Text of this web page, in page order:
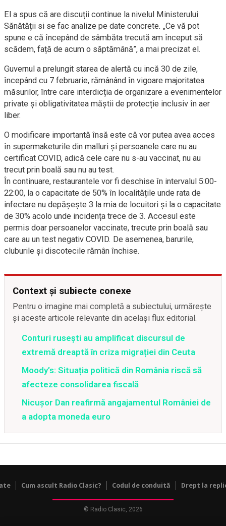
El a spus că are discuții continue la nivelul Ministerului
Sănătății si se fac analize pe date concrete. „Ce vă pot
spune e că începând de sâmbăta trecută am început să
scădem, față de acum o săptămână”, a mai precizat el.
Guvernul a prelungit starea de alertă cu incă 30 de zile,
începând cu 7 februarie, rămânând în vigoare majoritatea
măsurilor, între care interdicția de organizare a evenimentelor
private și obligativitatea măștii de protecție inclusiv în aer
liber.
O modificare importantă însă este că vor putea avea acces
în supermaketurile din malluri și persoanele care nu au
certificat COVID, adică cele care nu s-au vaccinat, nu au
trecut prin boală sau nu au test.
În continuare, restaurantele vor fi deschise în intervalul 5:00-
22:00, la o capacitate de 50% în localitățile unde rata de
infectare nu depășește 3 la mia de locuitori și la o capacitate
de 30% acolo unde incidența trece de 3. Accesul este
permis doar persoanelor vaccinate, trecute prin boală sau
care au un test negativ COVID. De asemenea, barurile,
cluburile și discotecile rămân închise.
Context și subiecte conexe
Pentru o imagine mai completă a subiectului, urmărește
și aceste articole relevante din același flux editorial.
Conturi rusești au amplificat discursul de
extremă dreaptă în criza migrației din Ceuta
Moody’s: Situația politică din România riscă să
afecteze consolidarea fiscală
Nicușor Dan reafirmă angajamentul României de
a adopta moneda euro
Cum ascult Radio Clasic? Codul de conduită Drept la
© Radio Clasic, 2026